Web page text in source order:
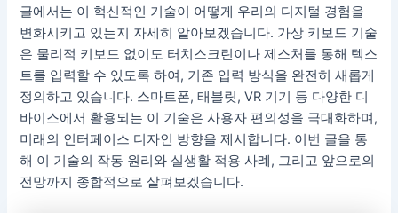
글에서는 이 혁신적인 기술이 어떻게 우리의 디지털 경험을
변화시키고 있는지 자세히 알아보겠습니다. 가상 키보드 기술
은 물리적 키보드 없이도 터치스크린이나 제스처를 통해 텍스
트를 입력할 수 있도록 하여, 기존 입력 방식을 완전히 새롭게
정의하고 있습니다. 스마트폰, 태블릿, VR 기기 등 다양한 디
바이스에서 활용되는 이 기술은 사용자 편의성을 극대화하며,
미래의 인터페이스 디자인 방향을 제시합니다. 이번 글을 통
해 이 기술의 작동 원리와 실생활 적용 사례, 그리고 앞으로의
전망까지 종합적으로 살펴보겠습니다.